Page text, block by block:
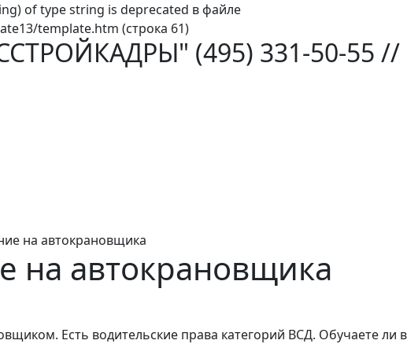
of type string is deprecated в файле
template.htm (строка 61)
(495) 331-50-55
на автокрановщика
на автокрановщика
Есть водительские права категорий ВСД. Обучаете ли